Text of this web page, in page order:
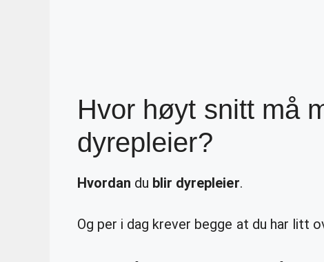
Hvor høyt snitt må
dyrepleier?
Hvordan du blir dyrepleier.
Og per i dag krever begge at du har litt